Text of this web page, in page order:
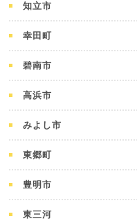
知立市
幸田町
碧南市
高浜市
みよし市
東郷町
豊明市
東三河